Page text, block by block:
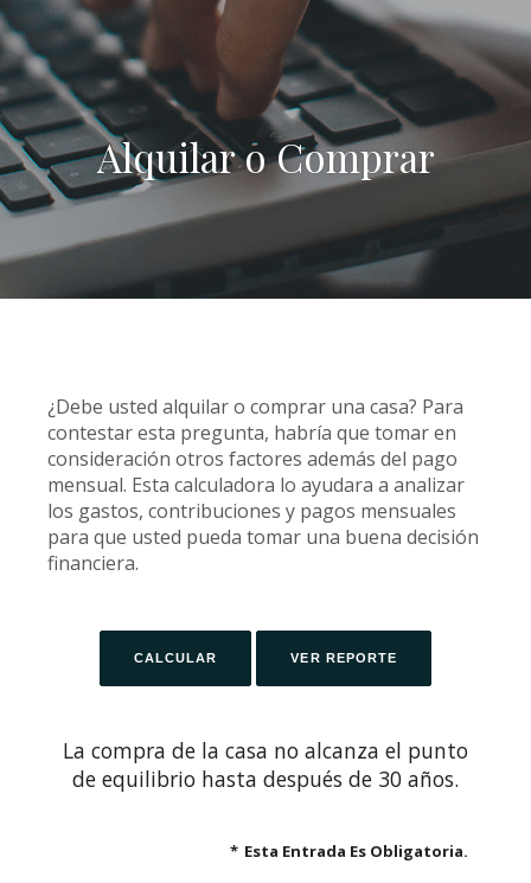
Alquilar o Comprar
¿Debe usted alquilar o comprar una casa? Para
contestar esta pregunta, habría que tomar en
consideración otros factores además del pago
mensual. Esta calculadora lo ayudara a analizar
los gastos, contribuciones y pagos mensuales
para que usted pueda tomar una buena decisión
financiera.
La compra de la casa no alcanza el punto
de equilibrio hasta después de 30 años.
* Esta Entrada Es Obligatoria.